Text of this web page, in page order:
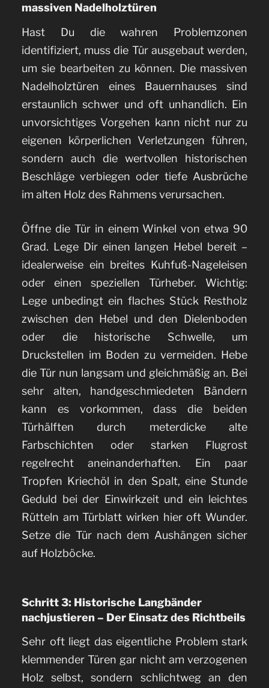
massiven Nadelholztüren
Hast Du die wahren Problemzonen
identifiziert, muss die Tür ausgebaut werden,
um sie bearbeiten zu können. Die massiven
Nadelholztüren eines Bauernhauses sind
erstaunlich schwer und oft unhandlich. Ein
unvorsichtiges Vorgehen kann nicht nur zu
eigenen körperlichen Verletzungen führen,
sondern auch die wertvollen historischen
Beschläge verbiegen oder tiefe Ausbrüche
im alten Holz des Rahmens verursachen.
Öffne die Tür in einem Winkel von etwa 90
Grad. Lege Dir einen langen Hebel bereit –
idealerweise ein breites Kuhfuß-Nageleisen
oder einen speziellen Türheber. Wichtig:
Lege unbedingt ein flaches Stück Restholz
zwischen den Hebel und den Dielenboden
oder die historische Schwelle, um
Druckstellen im Boden zu vermeiden. Hebe
die Tür nun langsam und gleichmäßig an. Bei
sehr alten, handgeschmiedeten Bändern
kann es vorkommen, dass die beiden
Türhälften durch meterdicke alte
Farbschichten oder starken Flugrost
regelrecht aneinanderhaften. Ein paar
Tropfen Kriechöl in den Spalt, eine Stunde
Geduld bei der Einwirkzeit und ein leichtes
Rütteln am Türblatt wirken hier oft Wunder.
Setze die Tür nach dem Aushängen sicher
auf Holzböcke.
Schritt 3: Historische Langbänder
nachjustieren – Der Einsatz des Richtbeils
Sehr oft liegt das eigentliche Problem stark
klemmender Türen gar nicht am verzogenen
Holz selbst, sondern schlichtweg an den